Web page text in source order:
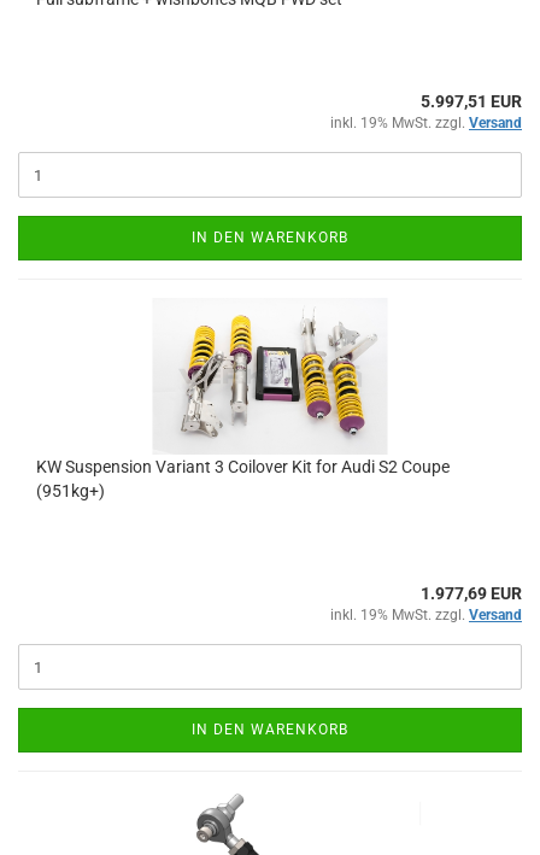
5.997,51 EUR
inkl. 19% MwSt. zzgl. Versand
IN DEN WARENKORB
KW Sus­pen­si­on Va­ri­ant 3 Coil­over Kit for Audi S2 Coupe
(951kg+)
1.977,69 EUR
inkl. 19% MwSt. zzgl. Versand
IN DEN WARENKORB